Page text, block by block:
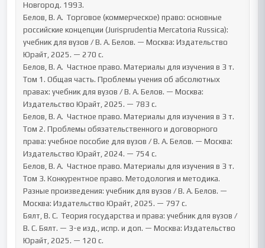
Новгород. 1993.
Белов, В. А.  Торговое (коммерческое) право: основные
российские концепции (Jurisprudentia Mercatoria Russica):
учебник для вузов / В. А. Белов. — Москва: Издательство
Юрайт, 2025. — 270 с.
Белов, В. А.  Частное право. Материалы для изучения в 3 т.
Том 1. Общая часть. Проблемы учения об абсолютных
правах: учебник для вузов / В. А. Белов. — Москва:
Издательство Юрайт, 2025. — 783 с.
Белов, В. А.  Частное право. Материалы для изучения в 3 т.
Том 2. Проблемы обязательственного и договорного
права: учебное пособие для вузов / В. А. Белов. — Москва:
Издательство Юрайт, 2024. — 754 с.
Белов, В. А.  Частное право. Материалы для изучения в 3 т.
Том 3. Конкурентное право. Методология и методика.
Разные произведения: учебник для вузов / В. А. Белов. —
Москва: Издательство Юрайт, 2025. — 797 с.
Бялт, В. С.  Теория государства и права: учебник для вузов /
В. С. Бялт. — 3-е изд., испр. и доп. — Москва: Издательство
Юрайт, 2025. — 120 с.